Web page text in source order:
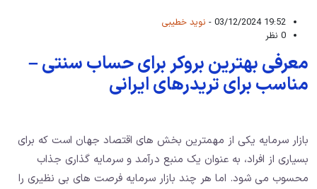
19:52 03/12/2024 -
نوید خطیبی
0 نظر
معرفی بهترین بروکر برای حساب سنتی –
مناسب برای تریدرهای ایرانی
بازار سرمایه یکی از مهمترین بخش‌ های اقتصاد جهان است که برای
بسیاری از افراد، به عنوان یک منبع درآمد و سرمایه‌ گذاری جذاب
محسوب می ‌شود. اما هر چند بازار سرمایه فرصت ‌های بی ‌نظیری را